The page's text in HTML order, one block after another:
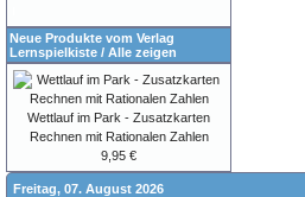
Neue Produkte vom Verlag
Lernspielkiste / Alle zeigen
Wettlauf im Park - Zusatzkarten
Rechnen mit Rationalen Zahlen
9,95 €
Freitag, 07. August 2026